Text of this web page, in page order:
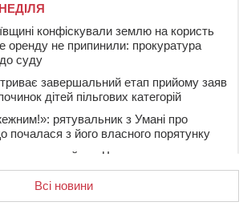
конфіскували землю на користь
оренду не припинили: прокуратура
суду
завершальний етап прийому заяв
дітей пільгових категорій
рятувальник з Умані про
почалася з його власного порятунку
на водоймах Черкащини загинули
них 2 дітей
збила велосипедиста в
Всі новини